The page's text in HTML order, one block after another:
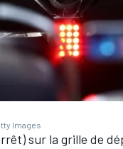
Images
sur la grille de